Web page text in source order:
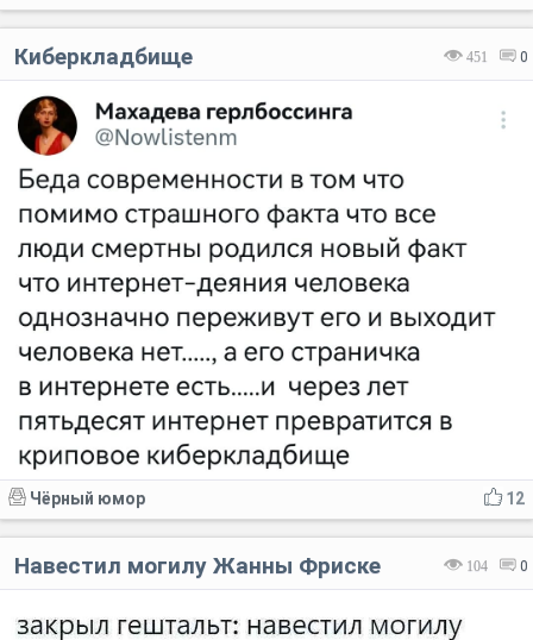
451 0
Киберкладбище
12
Чёрный юмор
104 0
Навестил могилу Жанны Фриске